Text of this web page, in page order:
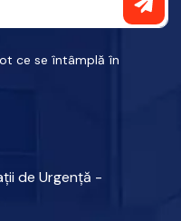
ce se întâmplă în
de Urgență -